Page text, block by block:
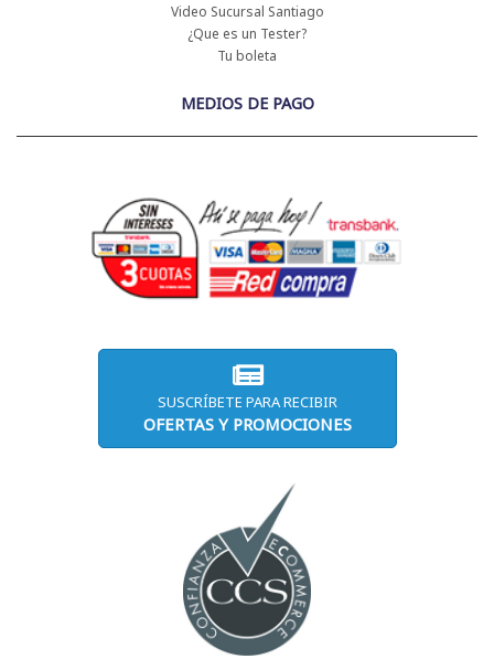
Video Sucursal Santiago
¿Que es un Tester?
Tu boleta
MEDIOS DE PAGO
SUSCRÍBETE PARA RECIBIR
OFERTAS Y PROMOCIONES